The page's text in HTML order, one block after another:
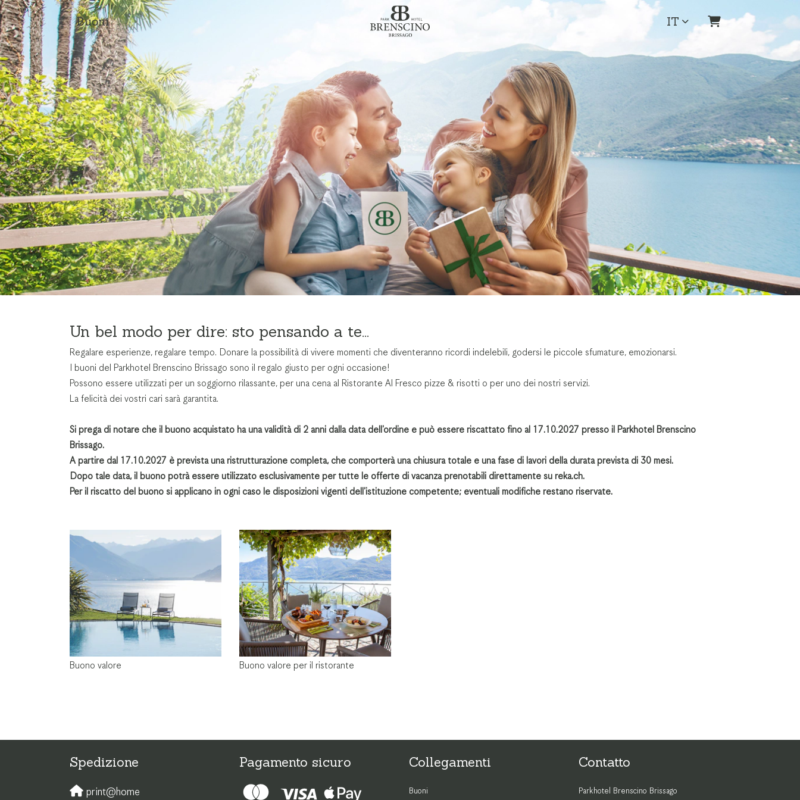
Buoni IT
Carrello
Un bel modo per dire: sto pensando a te...
Regalare esperienze, regalare tempo. Donare la possibilità di vivere momenti che diventeranno ricordi indelebili, godersi le piccole sfumature, emozionarsi.
I buoni del Parkhotel Brenscino Brissago sono il regalo giusto per ogni occasione!
Possono essere utilizzati per un soggiorno rilassante, per una cena al Ristorante Al Fresco pizze & risotti o per uno dei nostri servizi.
La felicità dei vostri cari sarà garantita.
Si prega di notare che il buono acquistato ha una validità di 2 anni dalla data dell'ordine e può essere riscattato fino al 17.10.2027 presso il Parkhotel Brenscino
Brissago.
A partire dal 17.10.2027 è prevista una ristrutturazione completa, che comporterà una chiusura totale e una fase di lavori della durata prevista di 30 mesi.
Dopo tale data, il buono potrà essere utilizzato esclusivamente per tutte le offerte di vacanza prenotabili direttamente su reka.ch.
Per il riscatto del buono si applicano in ogni caso le disposizioni vigenti dell'istituzione competente; eventuali modifiche restano riservate.
Buono valore Buono valore per il ristorante
Spedizione
print@home
Pagamento sicuro Collegamenti
Buoni
Contatto
Parkhotel Brenscino Brissago